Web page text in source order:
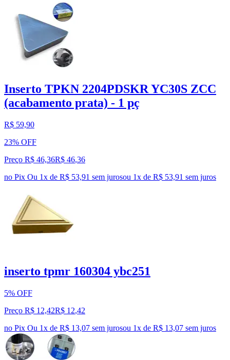
Inserto TPKN 2204PDSKR YC30S ZCC
(acabamento prata) - 1 pç
R$ 59,90
23% OFF
Preço R$ 46,36R$ 46,36
no Pix Ou 1x de R$ 53,91 sem jurosou 1x de R$ 53,91 sem juros
inserto tpmr 160304 ybc251
5% OFF
Preço R$ 12,42R$ 12,42
no Pix Ou 1x de R$ 13,07 sem jurosou 1x de R$ 13,07 sem juros